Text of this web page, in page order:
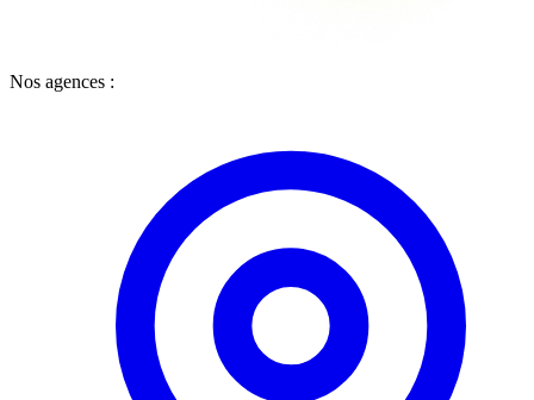
Nos agences :